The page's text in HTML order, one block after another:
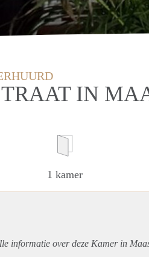
IN
1 kamer
informatie over deze Kamer in